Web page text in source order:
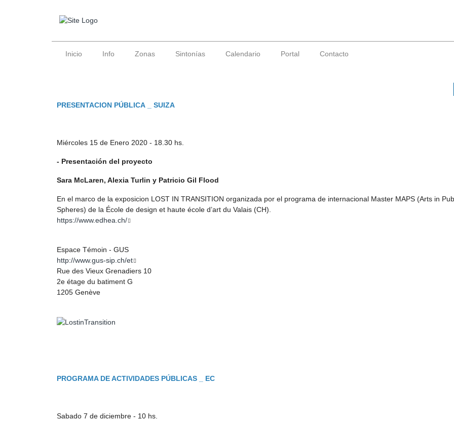
Inicio Info Zonas Sintonías Calendario Portal Contacto
PRESENTACION PÚBLICA _ SUIZA
Miércoles 15 de Enero 2020 - 18.30 hs.
- Presentación del proyecto
Sara McLaren, Alexia Turlin y Patricio Gil Flood
En el marco de la exposicion LOST IN TRANSITION organizada por el programa de internacional Master MAPS (Arts in
Spheres) de la École de design et haute école d’art du Valais (CH).
https://www.edhea.ch/
Espace Témoin - GUS
http://www.gus-sip.ch/et
Rue des Vieux Grenadiers 10
2e étage du batiment G
1205 Genève
PROGRAMA DE ACTIVIDADES PÚBLICAS _ EC
Sabado 7 de diciembre - 10 hs.